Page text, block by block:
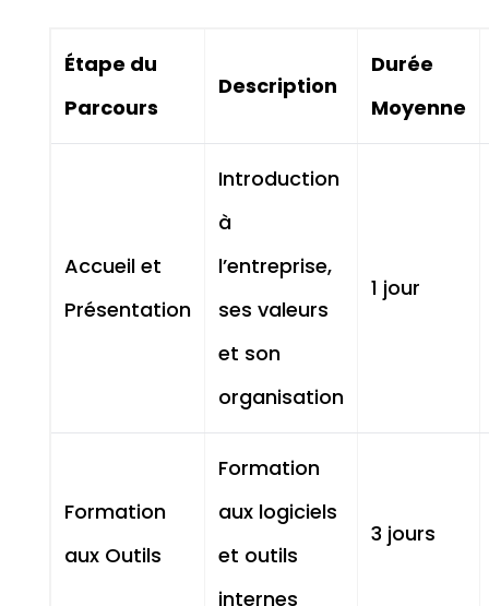
Étape du
Parcours
Description
Durée
Moyenne
Accueil et
Présentation
Introduction
à
l’entreprise,
ses valeurs
et son
organisation
1 jour
Formation
aux Outils
Formation
aux logiciels
et outils
internes
3 jours